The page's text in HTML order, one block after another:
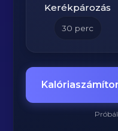
Kerékpározás
30 perc